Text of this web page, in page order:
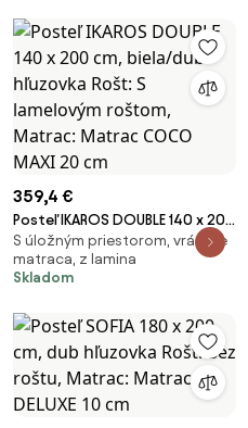
359,4 €
Posteľ IKAROS DOUBLE 140 x 200
cm, biela/dub hľuzovka Rošt: S
lamelovým roštom, Matrac:
Matrac COCO MAXI 20 cm
S úložným priestorom, vrátane
matraca, z lamina
Skladom